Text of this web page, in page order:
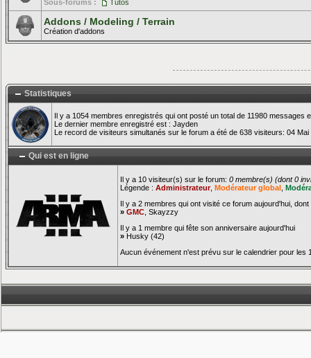
Sous-forums :
Tutos
Addons / Modeling / Terrain
Création d'addons
Statistiques
Il y a 1054 membres enregistrés qui ont posté un total de 11980 messages
Le dernier membre enregistré est : Jayden
Le record de visiteurs simultanés sur le forum a été de 638 visiteurs: 04 Mai
Qui est en ligne
Il y a 10 visiteur(s) sur le forum: 0 membre(s) (dont 0
Légende : Administrateur, Modérateur global
Il y a 2 membres qui ont visité ce forum aujourd'hui,
» GMC Skayzzy
Il y a 1 membre qui fête son anniversaire aujourd'hui
» Husky (42)
Aucun événement n'est prévu sur le calendrier pour les